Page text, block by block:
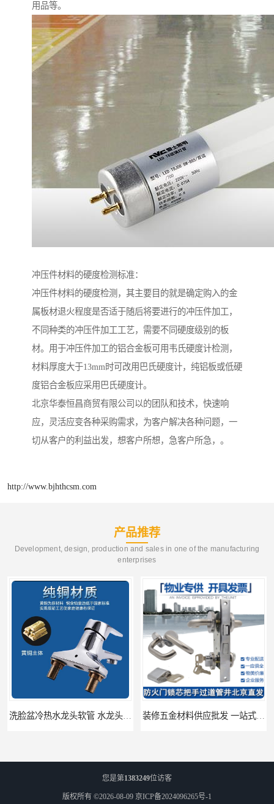
用品等。
冲压件材料的硬度检测标准：
冲压件材料的硬度检测，其主要目的就是确定购入的金
属板材退火程度是否适于随后将要进行的冲压件加工，
不同种类的冲压件加工工艺，需要不同硬度级别的板
材。用于冲压件加工的铝合金板可用韦氏硬度计检测，
材料厚度大于13mm时可改用巴氏硬度计，纯铝板或低硬
度铝合金板应采用巴氏硬度计。
北京华泰恒昌商贸有限公司以的团队和技术，快速响
应，灵活应变各种采购需求，为客户解决各种问题，一
切从客户的利益出发，想客户所想，急客户所急，。
http://www.bjhthcsm.com
产品推荐
Development, design, production and sales in one of the manufacturing
enterprises
您是第1383249位访客
版权所有 ©2026-08-09 京ICP备2024096265号-1